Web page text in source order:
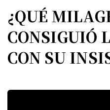
¿QUÉ
CONSIGUIÓ
CON SU